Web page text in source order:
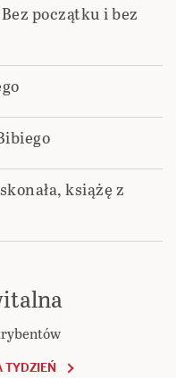
początku i bez
książę z
TYDZIEŃ